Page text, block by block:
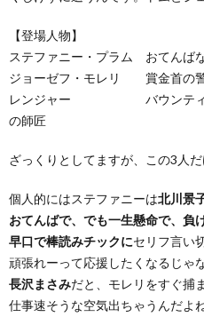
【登場人物】
ステファニー・プラム おてんば
ジョーゼフ・モレリ 賞金首の
レンジャー バウンティハ
の師匠
ざっくりとしてますが、この3人だ
個人的にはステファニーは北川景
おてんばで、でも一生懸命で、負
早口で棒読みチックにセリフ言い
頑張れーって応援したくなるじゃ
長沢まさみだと、モレリをすぐ捕
仕事速そうな空気出ちゃうんだよね